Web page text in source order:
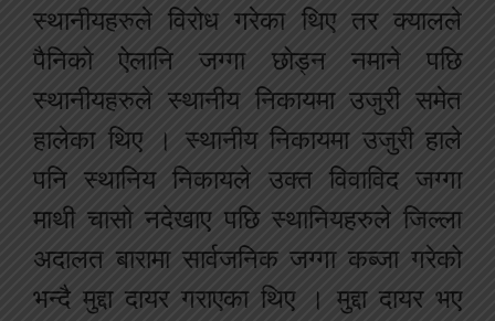
स्थानीयहरुले विरोध गरेका थिए तर क्यालले
पैनिको ऐलानि जग्गा छोड्न नमाने पछि
स्थानीयहरुले स्थानीय निकायमा उजुरी समेत
हालेका थिए । स्थानीय निकायमा उजुरी हाले
पनि स्थानिय निकायले उक्त विवाविद जग्गा
माथी चासो नदेखाए पछि स्थानियहरुले जिल्ला
अदालत बारामा सार्वजनिक जग्गा कब्जा गरेको
भन्दै मुद्दा दायर गराएका थिए । मुद्दा दायर भए